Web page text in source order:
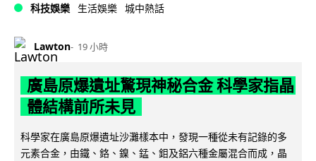
科技娛樂 生活娛樂 城中熱話
Lawton 19 小時
廣島原爆遺址驚現神秘合金 科學家指晶
體結構前所未見
科學家在廣島原爆遺址沙灘樣本中，發現一種從未有記錄的多
元素合金，由鐵、鉻、鎳、錳、鉬及鋁六種金屬混合而成，晶